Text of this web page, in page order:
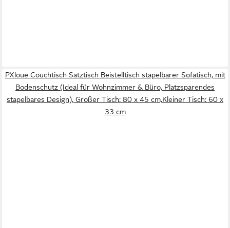
PXloue Couchtisch Satztisch Beistelltisch stapelbarer Sofatisch, mit
Bodenschutz (Ideal für Wohnzimmer & Büro, Platzsparendes
stapelbares Design), Großer Tisch: 80 x 45 cm,Kleiner Tisch: 60 x
33 cm